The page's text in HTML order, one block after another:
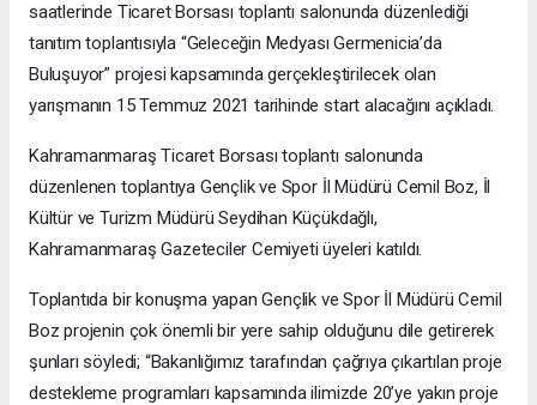
saatlerinde Ticaret Borsası toplantı salonunda düzenlediği
tanıtım toplantısıyla “Geleceğin Medyası Germenicia’da
Buluşuyor” projesi kapsamında gerçekleştirilecek olan
yarışmanın 15 Temmuz 2021 tarihinde start alacağını açıkladı.
Kahramanmaraş Ticaret Borsası toplantı salonunda
düzenlenen toplantıya Gençlik ve Spor İl Müdürü Cemil Boz, İl
Kültür ve Turizm Müdürü Seydihan Küçükdağlı,
Kahramanmaraş Gazeteciler Cemiyeti üyeleri katıldı.
Toplantıda bir konuşma yapan Gençlik ve Spor İl Müdürü Cemil
Boz projenin çok önemli bir yere sahip olduğunu dile getirerek
şunları söyledi; “Bakanlığımız tarafından çağrıya çıkartılan proje
destekleme programları kapsamında ilimizde 20’ye yakın proje